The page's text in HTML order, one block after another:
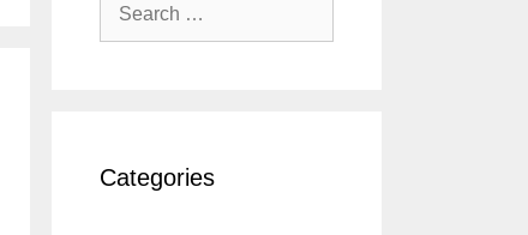
Categories